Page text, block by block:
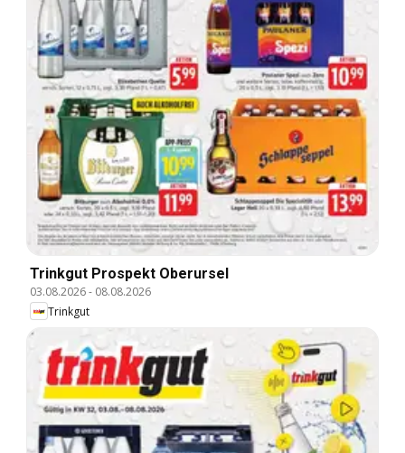
Trinkgut Prospekt Oberursel
03.08.2026- 08.08.2026
Trinkgut